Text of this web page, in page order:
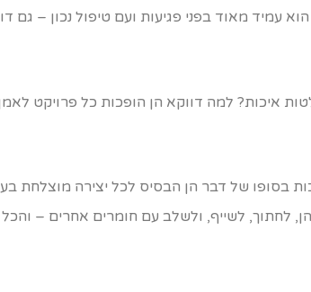
עמיד מאוד בפני פגיעות ועם טיפול נכון – גם
איכות? למה דווקא הן הופכות כל פרויקט
בסופו של דבר הן הבסיס לכל יצירה מוצלחת
לחתוך, לשייף, ולשלב עם חומרים אחרים – והכל